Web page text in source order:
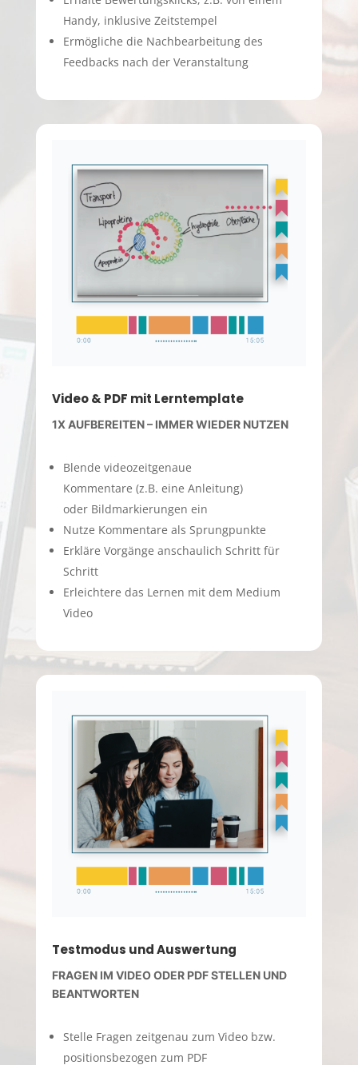
Handy, inklusive Zeitstempel
Ermögliche die Nachbearbeitung des
Feedbacks nach der Veranstaltung
Video & PDF mit Lerntemplate
1X AUFBEREITEN – IMMER WIEDER NUTZEN
Blende videozeitgenaue
Kommentare (z.B. eine Anleitung)
oder Bildmarkierungen ein
Nutze Kommentare als Sprungpunkte
Erkläre Vorgänge anschaulich Schritt für
Schritt
Erleichtere das Lernen mit dem Medium
Video
Testmodus und Auswertung
FRAGEN IM VIDEO ODER PDF STELLEN UND
BEANTWORTEN
Stelle Fragen zeitgenau zum Video bzw.
positionsbezogen zum PDF